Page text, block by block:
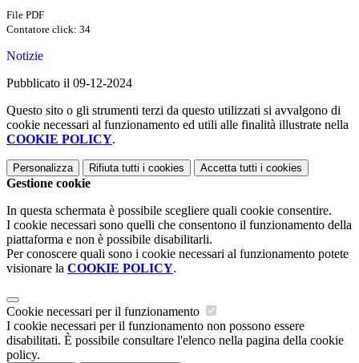
File PDF
Contatore click: 34
Notizie
Pubblicato il 09-12-2024
Questo sito o gli strumenti terzi da questo utilizzati si avvalgono di
cookie necessari al funzionamento ed utili alle finalità illustrate nella
COOKIE POLICY.
Personalizza Rifiuta tutti i cookies Accetta tutti i cookies
Gestione cookie
In questa schermata è possibile scegliere quali cookie consentire.
I cookie necessari sono quelli che consentono il funzionamento della
piattaforma e non è possibile disabilitarli.
Per conoscere quali sono i cookie necessari al funzionamento potete
visionare la COOKIE POLICY.
Cookie necessari per il funzionamento
I cookie necessari per il funzionamento non possono essere
disabilitati. È possibile consultare l'elenco nella pagina della cookie
policy.